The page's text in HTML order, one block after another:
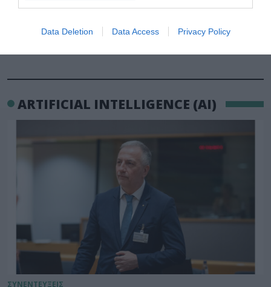
Data Deletion Data Access Privacy Policy
ARTIFICIAL INTELLIGENCE (AI)
ΣΥΝΕΝΤΕΥΞΕΙΣ